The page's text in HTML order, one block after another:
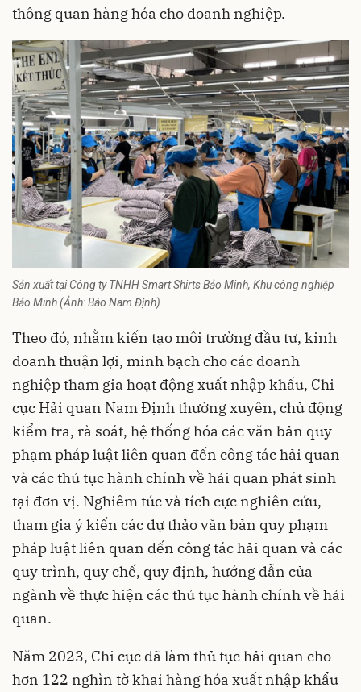
thông quan hàng hóa cho doanh nghiệp.
Sản xuất tại Công ty TNHH Smart Shirts Bảo Minh, Khu công nghiệp
Bảo Minh (Ảnh: Báo Nam Định)
Theo đó, nhằm kiến tạo môi trường đầu tư, kinh
doanh thuận lợi, minh bạch cho các doanh
nghiệp tham gia hoạt động xuất nhập khẩu, Chi
cục Hải quan Nam Định thường xuyên, chủ động
kiểm tra, rà soát, hệ thống hóa các văn bản quy
phạm pháp luật liên quan đến công tác hải quan
và các thủ tục hành chính về hải quan phát sinh
tại đơn vị. Nghiêm túc và tích cực nghiên cứu,
tham gia ý kiến các dự thảo văn bản quy phạm
pháp luật liên quan đến công tác hải quan và các
quy trình, quy chế, quy định, hướng dẫn của
ngành về thực hiện các thủ tục hành chính về hải
quan.
Năm 2023, Chi cục đã làm thủ tục hải quan cho
hơn 122 nghìn tờ khai hàng hóa xuất nhập khẩu